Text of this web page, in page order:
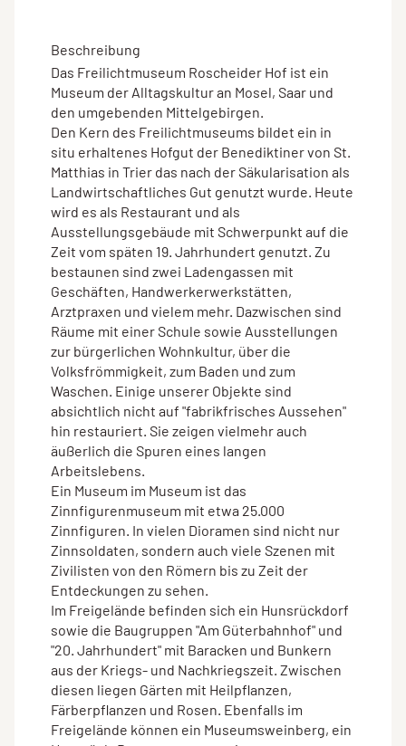
Beschreibung
Das Freilichtmuseum Roscheider Hof ist ein
Museum der Alltagskultur an Mosel, Saar und
den umgebenden Mittelgebirgen.
Den Kern des Freilichtmuseums bildet ein in
situ erhaltenes Hofgut der Benediktiner von St.
Matthias in Trier das nach der Säkularisation als
Landwirtschaftliches Gut genutzt wurde. Heute
wird es als Restaurant und als
Ausstellungsgebäude mit Schwerpunkt auf die
Zeit vom späten 19. Jahrhundert genutzt. Zu
bestaunen sind zwei Ladengassen mit
Geschäften, Handwerkerwerkstätten,
Arztpraxen und vielem mehr. Dazwischen sind
Räume mit einer Schule sowie Ausstellungen
zur bürgerlichen Wohnkultur, über die
Volksfrömmigkeit, zum Baden und zum
Waschen. Einige unserer Objekte sind
absichtlich nicht auf "fabrikfrisches Aussehen"
hin restauriert. Sie zeigen vielmehr auch
äußerlich die Spuren eines langen
Arbeitslebens.
Ein Museum im Museum ist das
Zinnfigurenmuseum mit etwa 25.000
Zinnfiguren. In vielen Dioramen sind nicht nur
Zinnsoldaten, sondern auch viele Szenen mit
Zivilisten von den Römern bis zu Zeit der
Entdeckungen zu sehen.
Im Freigelände befinden sich ein Hunsrückdorf
sowie die Baugruppen "Am Güterbahnhof" und
"20. Jahrhundert" mit Baracken und Bunkern
aus der Kriegs- und Nachkriegszeit. Zwischen
diesen liegen Gärten mit Heilpflanzen,
Färberpflanzen und Rosen. Ebenfalls im
Freigelände können ein Museumsweinberg, ein